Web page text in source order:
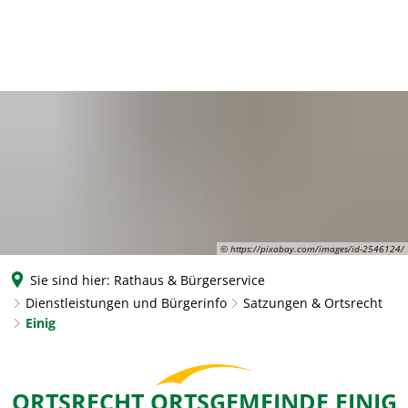
© https://pixabay.com/images/id-2546124/
Sie sind hier: Rathaus & Bürgerservice
Dienstleistungen und Bürgerinfo
Satzungen & Ortsrecht
Einig
ORTSRECHT ORTSGEMEINDE EINIG